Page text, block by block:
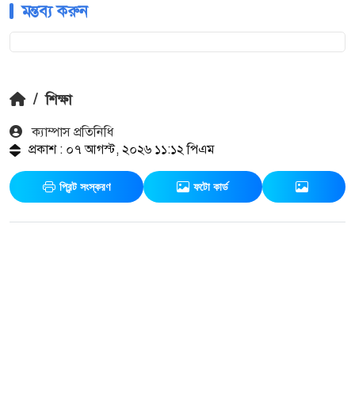
মন্তব্য করুন
/ শিক্ষা
ক‍্যাম্পাস প্রতিনিধি
প্রকাশ : ০৭ আগস্ট, ২০২৬ ১১:১২ পিএম
প্রিন্ট সংস্করণ ফটো কার্ড